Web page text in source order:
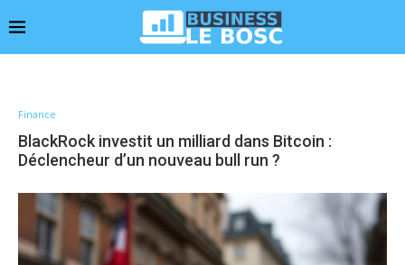
Finance
BlackRock investit un milliard dans Bitcoin :
Déclencheur d’un nouveau bull run ?